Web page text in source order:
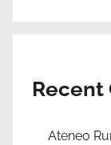
Recent
Ateneo